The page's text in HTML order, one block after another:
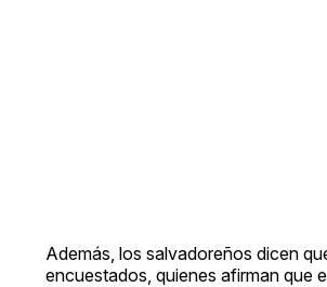
Además, los salvadoreños dicen
encuestados, quienes afirman que